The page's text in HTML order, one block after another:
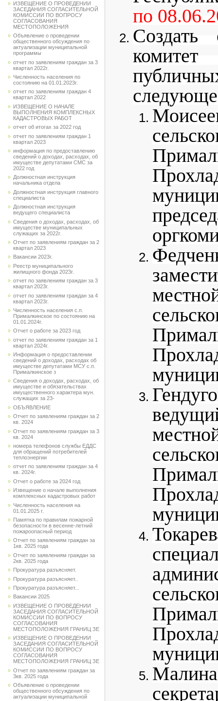
ИЗВЕЩЕНИЕ О ПРОВЕДЕНИИ
ЗАСЕДАНИЯ СОГЛАСИТЕЛЬНОЙ
КОМИССИИ ПО ВОПРОСУ
СОГЛАСОВАНИЯ
МЕСТОПОЛОЖЕНИЯ
Объявление о проведении
общественного обсуждения по
актуализации муниципальной
программы
отчет по заявлениям граждан за 3
квартал 2022г.
Численность населения по
состоянию на 01.01.2023г.
отчет по заявлениям граждан 4
квартал 2022
ИЗВЕЩЕНИЕ О НАЧАЛЕ
ВЫПОЛНЕНИЯ КОМПЛЕКСНЫХ
КАДАСТРОВЫХ РАБОТ
отчет об итогах за 2022 год
отчет по заявлениям граждан 1
квартал 2023
информация по предоставлению
сведений о доходах, расходах, об
имуществе депутатами СМС за
2022 год
Должностная инструкция
начальника отдела
Должностная инструкция главного
специалиста
Должностная инструкция
ведущего специалиста
Сведения о доходах, расходах, об
имуществе муниципальных
служащих за 2022г.
Отчет по заявлениям граждан за 2
квартал 2023
Вакансии 2023г.
Реестр муниципального
жилищного фонда 2023г.
отчет по заявлениям граждан за 3
квартал 2023г.
отчет по заявлениям граждан за 4
квартал 2023г.
Численность населения с.п.
Прималкинское по состоянию на
01.01.2024г.
Отчет о работе за 2023 год
отчет по заявлениям граждан за 1
квартал 2024г.
Информация о предоставлении
сведений о доходах, расходах об
имуществе депутатами МСУ с.п.
Прималкинское з
Сведения о доходах, расходах, об
имуществе и обязательствах
имущественного характера мун.
служащих за 23-
ОБЪЯВЛЕНИЕ
Отчет по заявлениям граждан за 2
кв. 2024
Отчет по заявлениям граждан за 3
кв. 2024
номера телефонов службы ЕДДС
для обращений потребителей
теплоэнергии
отчет по заявлениям граждан за 4
кв. 2024г.
Отчет о работе за 2024 год
Извещение о начале выполнения
комплексных кадастровых работ
Численность населения на
01.01.2025 г.
Памятка по правилам пожарной
безопасности в весенне-летний
пожароопасный период
Отчет по заявлениям граждан за
1кв. 2025 года
Отчет по заявлениям граждан за
2кв. 2025 года
Прокуратура разъясняет.
Прокуратура разъясняет..
Прокуратура разъясняет...
Вакансии 2025
ИЗВЕЩЕНИЕ О ПРОВЕДЕНИИ
ЗАСЕДАНИЯ СОГЛАСИТЕЛЬНОЙ
КОМИССИИ ПО ВОПРОСУ
СОГЛАСОВАНИЯ
МЕСТОПОЛОЖЕНИЯ ГРАНИЦ ЗЕ
ИЗВЕЩЕНИЕ О ПРОВЕДЕНИИ
ЗАСЕДАНИЯ СОГЛАСИТЕЛЬНОЙ
КОМИССИИ ПО ВОПРОСУ
СОГЛАСОВАНИЯ
МЕСТОПОЛОЖЕНИЯ ГРАНИЦ ЗЕ
Отчет по заявлениям граждан за
3кв. 2025 года
Объявление о проведении
общественного обсуждения по
актуализации муниципальной
по
Создать